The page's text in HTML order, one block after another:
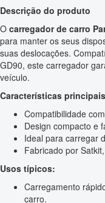
Descrição do produto
O carregador de carro
para manter os seus
suas deslocações.
GD90, este carregador
veículo.
Características
Compatibilidade
Design compacto e
Ideal para carregar
Fabricado por
Usos típicos:
Carregamento
carro.